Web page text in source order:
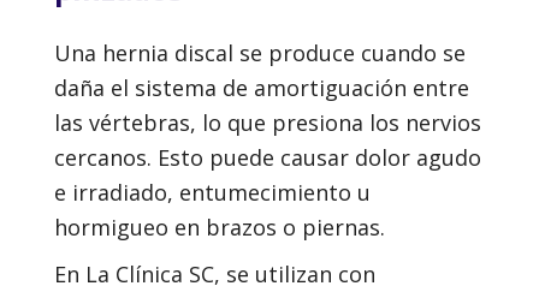
Una hernia discal se produce cuando se
daña el sistema de amortiguación entre
las vértebras, lo que presiona los nervios
cercanos. Esto puede causar dolor agudo
e irradiado, entumecimiento u
hormigueo en brazos o piernas.
En La Clínica SC, se utilizan con